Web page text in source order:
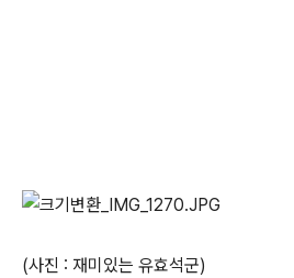
(사진 : 재미있는 유효석군)